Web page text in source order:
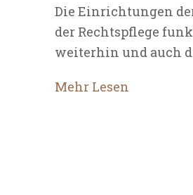
Die Einrichtungen
der Rechtspflege
weiterhin und auch
Mehr Lesen